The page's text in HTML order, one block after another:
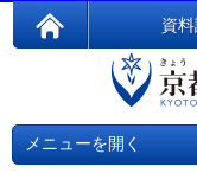
資
メニューを開く